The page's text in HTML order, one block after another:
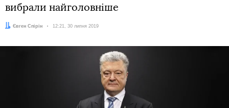
вибрали найголовніше
Автор:
Євген Спірін Дата:
12:21, 30 липня 2019